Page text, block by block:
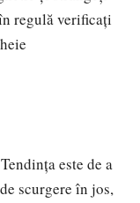
regulă verificați
este de a
scurgere în jos,